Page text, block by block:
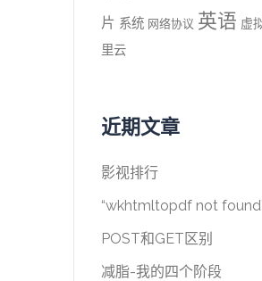
片 系统 网络协议 英语 虚
里云
近期文章
影视排行
“wkhtmltopdf not
POST和GET区别
减脂-我的四个阶段